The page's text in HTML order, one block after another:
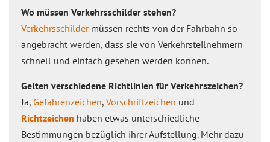
Wo müssen Verkehrsschilder stehen?
Verkehrsschildermüssen rechts von der Fahrbahn so
angebracht werden, dass sie von Verkehrsteilnehmern
schnell und einfach gesehen werden können.
Gelten verschiedene Richtlinien für Verkehrszeichen?
Ja, Gefahrenzeichen, Vorschriftzeichen und
Richtzeichen haben etwas unterschiedliche
Bestimmungen bezüglich ihrer Aufstellung. Mehr dazu